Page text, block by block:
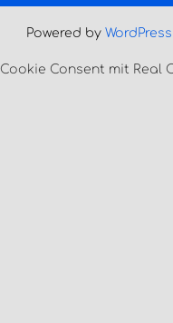
Powered by WordPress
Cookie Consent mit Real